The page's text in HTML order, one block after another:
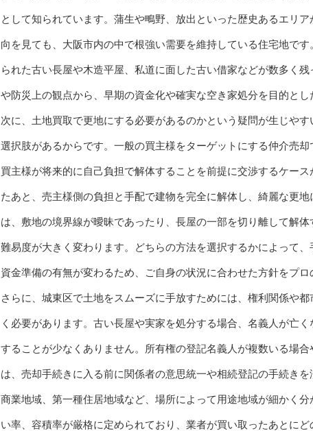
として知られています。蒲生や鴫野、放出といった歴史あるエリ
向を見ても、大阪市内の中で根強い需要を維持している住宅地で
られた古い長屋や木造平屋、私道に面した古い借家などが数多く
や防災上の観点から、早期の資金化や確実な空き家処分を目的とし
次に、土地買取で更地にする必要があるのかという疑問が生じや
選択肢があるからです。一般の買主様をターゲットにする仲介売
買主様が将来的に自己負担で解体することを前提に交渉するケー
たあと、売主様側の負担と手配で建物を完全に解体し、綺麗な更
は、敷地の境界線が曖昧であったり、長屋の一部を切り離して解
難易度が大きく変わります。どちらの方法を選択するかによって
資金準備の有無が変わるため、ご自身の状況に合わせた方針をプ
さらに、城東区で土地をスムーズに手放すためには、権利関係や
く必要があります。古い長屋や実家を処分する場合、名義人が亡
することが少なくありません。所有権の登記名義人が複数いる場
は、売却手続きに入る前に関係者の意思統一や相続登記の手続き
商業地域、第一種住居地域など、場所によって用途地域が細かく
い率、容積率が厳格に定められており、業者が買い取ったあとに